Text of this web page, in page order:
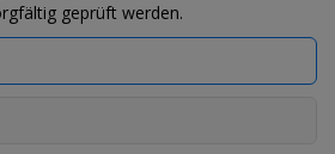
geprüft werden.